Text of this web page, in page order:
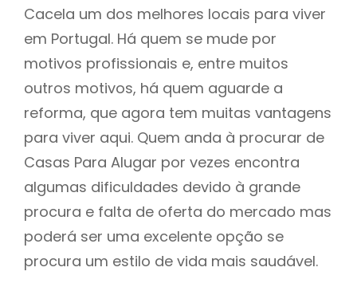
Cacela um dos melhores locais para viver
em Portugal. Há quem se mude por
motivos profissionais e, entre muitos
outros motivos, há quem aguarde a
reforma, que agora tem muitas vantagens
para viver aqui. Quem anda à procurar de
Casas Para Alugar por vezes encontra
algumas dificuldades devido à grande
procura e falta de oferta do mercado mas
poderá ser uma excelente opção se
procura um estilo de vida mais saudável.